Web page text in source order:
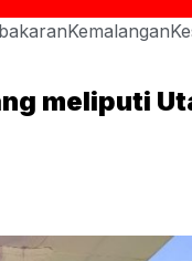
Kemalangan
meliputi